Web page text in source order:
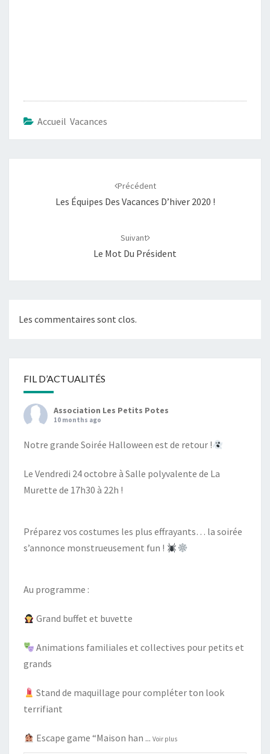
Accueil Vacances
Précédent
Les Équipes Des Vacances D’hiver 2020 !
Suivant
Le Mot Du Président
Les commentaires sont clos.
FIL D’ACTUALITÉS
Association Les Petits Potes
10 months ago
Notre grande Soirée Halloween est de retour !
Le Vendredi 24 octobre à Salle polyvalente de La
Murette de 17h30 à 22h !
Préparez vos costumes les plus effrayants… la soirée
s’annonce monstrueusement fun !
Au programme :
Grand buffet et buvette
Animations familiales et collectives pour petits et
grands
Stand de maquillage pour compléter ton look
terrifiant
Escape game “Maison han ...Voir plus